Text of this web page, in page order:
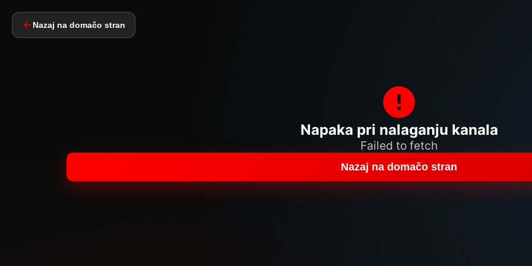
Nazaj na domačo stran
Napaka pri nalaganju kanala
Failed to fetch
Nazaj na domačo stran